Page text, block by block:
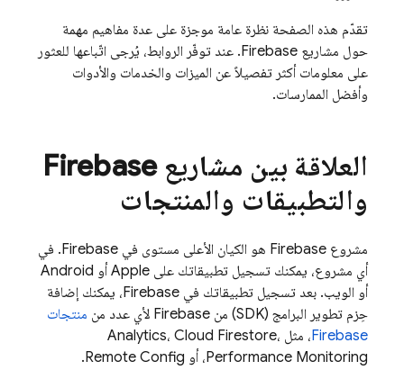
تقدّم هذه الصفحة نظرة عامة موجزة على عدة مفاهيم مهمة
حول مشاريع Firebase. عند توفّر الروابط، يُرجى اتّباعها للعثور
على معلومات أكثر تفصيلاً عن الميزات والخدمات والأدوات
وأفضل الممارسات.
العلاقة بين مشاريع Firebase
والتطبيقات والمنتجات
مشروع Firebase هو الكيان الأعلى مستوى في Firebase. في
أي مشروع، يمكنك تسجيل تطبيقاتك على Apple أو Android
أو الويب. بعد تسجيل تطبيقاتك في Firebase، يمكنك إضافة
حِزم تطوير البرامج (SDK) من Firebase لأي عدد من
منتجات
Firebase، مثل Analytics، Cloud Firestore،
Performance Monitoring، أو Remote Config
.